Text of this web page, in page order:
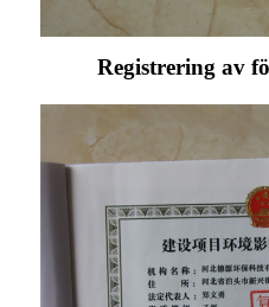
Registrering av